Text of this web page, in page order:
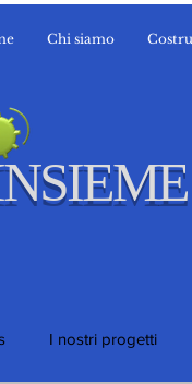
Chi siamo
I nostri progetti